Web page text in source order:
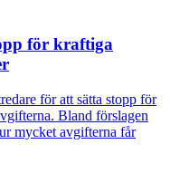
för kraftiga
för att sätta stopp för
Bland förslagen
mycket avgifterna får